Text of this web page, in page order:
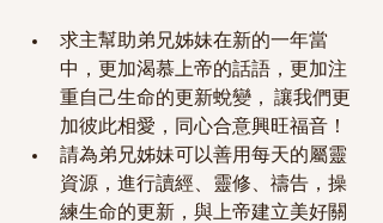
求主幫助弟兄姊妹在新的一年當
中，更加渴慕上帝的話語，更加注
重自己生命的更新蛻變， 讓我們更
加彼此相愛，同心合意興旺福音！
請為弟兄姊妹可以善用每天的屬靈
資源，進行讀經、靈修、禱告，操
練生命的更新，與上帝建立美好關